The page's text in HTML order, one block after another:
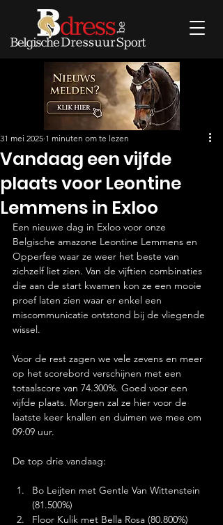
Vandaag een vijfde
plaats voor Leontine
Lemmens in Exloo
31 mei 2025 1 minuten om te lezen
Een nieuwe dag in Exloo voor onze
Belgische amazone Leontine Lemmens en
Opperfee waar ze weer het beste van
zichzelf liet zien. Van de vijftien combinaties
die aan de start kwamen kon ze een mooie
proef laten zien waar er enkel een
miscommunicatie ontstond bij de vliegende
wissel.
Voor de rest zagen we vele zevens en meer
op het scorebord verschijnen met een
totaalscore van 74.300%. Goed voor een
vijfde plaats. Morgen zal ze hier voor de
laatste keer knallen en duimen we mee om
09:09 uur.
De top drie vandaag:
Bo Leijten met Gentle Van Wittenstein
(81.500%)
Floor Kulik met Bella Rosa (80.800%)